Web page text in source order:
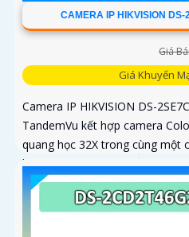
CAMERA IP HIKVISION
Giá
Giá Khuyến
Camera IP HIKVISION DS-
TandemVu kết hợp camera
quang học 32X trong cùng một
hồng ngoại 200m chuẩn nén H